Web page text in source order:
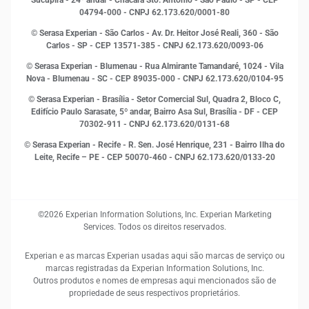
Leis e impostos
Marketing
Open Finance
Proteção de Dados
Sustentabilidade Corporativa
04794-000 - CNPJ 62.173.620/0001-80
© Serasa Experian - São Carlos - Av. Dr. Heitor José Reali, 360 - São
Carlos - SP - CEP 13571-385 - CNPJ 62.173.620/0093-06
© Serasa Experian - Blumenau - Rua Almirante Tamandaré, 1024 - Vila
Nova - Blumenau - SC - CEP 89035-000 - CNPJ 62.173.620/0104-95
© Serasa Experian - Brasília - Setor Comercial Sul, Quadra 2, Bloco C,
Edifício Paulo Sarasate, 5º andar, Bairro Asa Sul, Brasília - DF - CEP
70302-911 - CNPJ 62.173.620/0131-68
© Serasa Experian - Recife - R. Sen. José Henrique, 231 - Bairro Ilha do
Leite, Recife – PE - CEP 50070-460 - CNPJ 62.173.620/0133-20
©2026 Experian Information Solutions, Inc. Experian Marketing
Services. Todos os direitos reservados.
Experian e as marcas Experian usadas aqui são marcas de serviço ou
marcas registradas da Experian Information Solutions, Inc.
Outros produtos e nomes de empresas aqui mencionados são de
propriedade de seus respectivos proprietários.